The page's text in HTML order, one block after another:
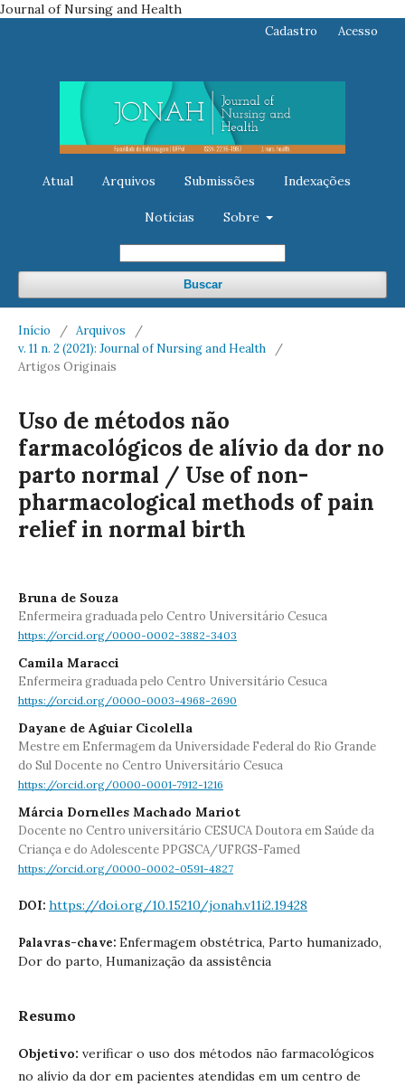
Journal of Nursing and Health
Atual Arquivos Submissões Indexações
Notícias Sobre
Buscar
Cadastro Acesso
Início / Arquivos
/
v. 11 n. 2 (2021): Journal of Nursing and Health
/
Artigos Originais
Uso de métodos não
farmacológicos de alívio da dor no
parto normal / Use of non-
pharmacological methods of pain
relief in normal birth
Bruna de Souza
Enfermeira graduada pelo Centro Universitário Cesuca
https://orcid.org/0000-0002-3882-3403
Camila Maracci
Enfermeira graduada pelo Centro Universitário Cesuca
https://orcid.org/0000-0003-4968-2690
Dayane de Aguiar Cicolella
Mestre em Enfermagem da Universidade Federal do Rio Grande
do Sul Docente no Centro Universitário Cesuca
https://orcid.org/0000-0001-7912-1216
Márcia Dornelles Machado Mariot
Docente no Centro universitário CESUCA Doutora em Saúde da
Criança e do Adolescente PPGSCA/UFRGS-Famed
https://orcid.org/0000-0002-0591-4827
DOI: https://doi.org/10.15210/jonah.v11i2.19428
Palavras-chave: Enfermagem obstétrica, Parto humanizado,
Dor do parto, Humanização da assistência
Resumo
Objetivo: verificar o uso dos métodos não farmacológicos
no alívio da dor em pacientes atendidas em um centro de